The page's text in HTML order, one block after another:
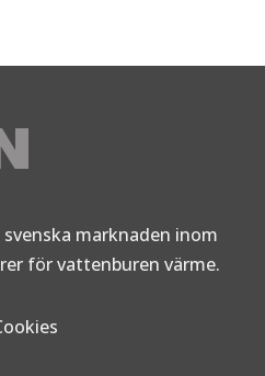
marknaden inom
för vattenburen värme.